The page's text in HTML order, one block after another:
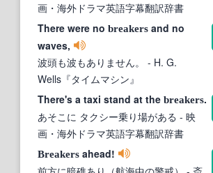
画・海外ドラマ英語字幕翻訳辞書
There were no breakers and no
waves,
波頭も波もありません。
- H. G.
Wells『タイムマシン』
There's a taxi stand at the breakers.
あそこに タクシー乗り場がある - 映
画・海外ドラマ英語字幕翻訳辞書
Breakers ahead!